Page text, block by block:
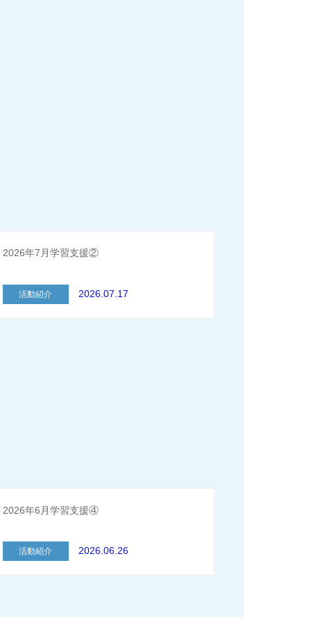
2026年7月学習支援②
活動紹介 2026.07.17
2026年6月学習支援④
活動紹介 2026.06.26